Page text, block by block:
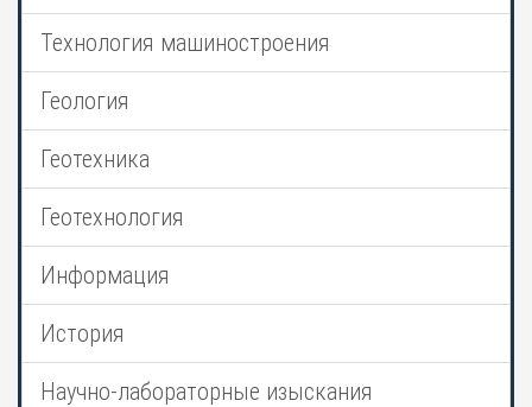
Технология машиностроения
Геология
Геотехника
Геотехнология
Информация
История
Научно-лабораторные изыскания